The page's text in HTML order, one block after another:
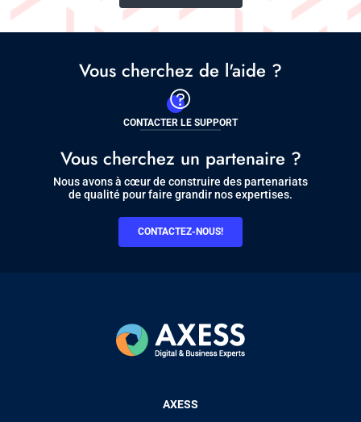
Vous cherchez de l'aide ?
CONTACTER LE SUPPORT
Vous cherchez un partenaire ?
Nous avons à cœur de construire des partenariats
de qualité pour faire grandir nos expertises.
CONTACTEZ-NOUS!
AXESS